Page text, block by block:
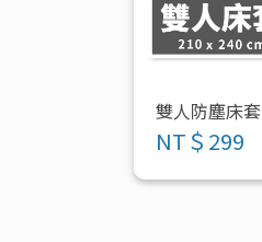
雙人防塵床套
NT＄299